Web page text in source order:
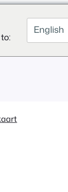
English